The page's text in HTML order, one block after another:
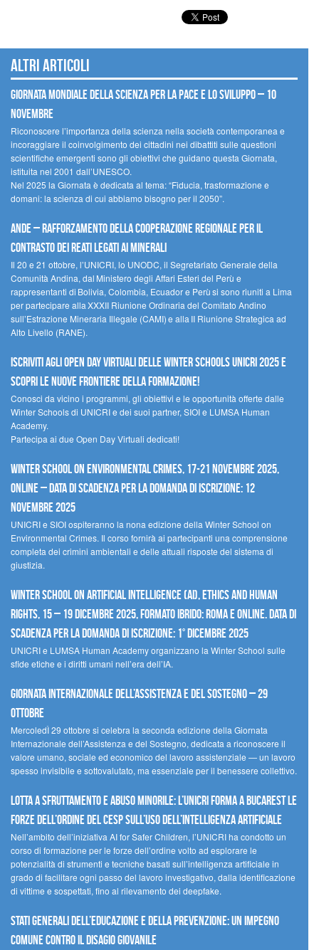
Altri articoli
Giornata mondiale della scienza per la pace e lo sviluppo – 10
novembre
Riconoscere l’importanza della scienza nella società contemporanea e
incoraggiare il coinvolgimento dei cittadini nei dibattiti sulle questioni
scientifiche emergenti sono gli obiettivi che guidano questa Giornata,
istituita nel 2001 dall’UNESCO.
Nel 2025 la Giornata è dedicata al tema: “Fiducia, trasformazione e
domani: la scienza di cui abbiamo bisogno per il 2050”.
Ande – Rafforzamento della cooperazione regionale per il
contrasto dei reati legati ai minerali
Il 20 e 21 ottobre, l’UNICRI, lo UNODC, il Segretariato Generale della
Comunità Andina, dal Ministero degli Affari Esteri del Perù e
rappresentanti di Bolivia, Colombia, Ecuador e Perù si sono riuniti a Lima
per partecipare alla XXXII Riunione Ordinaria del Comitato Andino
sull’Estrazione Mineraria Illegale (CAMI) e alla II Riunione Strategica ad
Alto Livello (RANE).
Iscriviti agli Open Day Virtuali delle Winter Schools UNICRI 2025 e
scopri le nuove frontiere della formazione!
Conosci da vicino i programmi, gli obiettivi e le opportunità offerte dalle
Winter Schools di UNICRI e dei suoi partner, SIOI e LUMSA Human
Academy.
Partecipa ai due Open Day Virtuali dedicati!
Winter School on Environmental Crimes, 17-21 novembre 2025,
Online – Data di scadenza per la domanda di iscrizione: 12
novembre 2025
UNICRI e SIOI ospiteranno la nona edizione della Winter School on
Environmental Crimes. Il corso fornirà ai partecipanti una comprensione
completa dei crimini ambientali e delle attuali risposte del sistema di
giustizia.
Winter School on Artificial Intelligence (AI), Ethics and Human
Rights, 15 – 19 dicembre 2025, Formato Ibrido: Roma e online. Data di
scadenza per la domanda di iscrizione: 1° dicembre 2025
UNICRI e LUMSA Human Academy organizzano la Winter School sulle
sfide etiche e i diritti umani nell’era dell’IA.
Giornata internazionale dell’assistenza e del sostegno – 29
ottobre
MercoledÌ 29 ottobre si celebra la seconda edizione della Giornata
Internazionale dell’Assistenza e del Sostegno, dedicata a riconoscere il
valore umano, sociale ed economico del lavoro assistenziale — un lavoro
spesso invisibile e sottovalutato, ma essenziale per il benessere collettivo.
Lotta a sfruttamento e abuso minorile: l’UNICRI forma a Bucarest le
forze dell’ordine del CESP sull’uso dell’Intelligenza Artificiale
Nell’ambito dell’iniziativa AI for Safer Children, l’UNICRI ha condotto un
corso di formazione per le forze dell’ordine volto ad esplorare le
potenzialità di strumenti e tecniche basati sull’intelligenza artificiale in
grado di facilitare ogni passo del lavoro investigativo, dalla identificazione
di vittime e sospettati, fino al rilevamento dei deepfake.
Stati Generali dell’Educazione e della Prevenzione: un impegno
comune contro il disagio giovanile